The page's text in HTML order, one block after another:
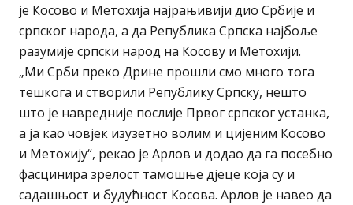
је Косово и Метохија најрањивији дио Србије и
српског народа, а да Република Српска најбоље
разумије српски народ на Косову и Метохији.
„Ми Срби преко Дрине прошли смо много тога
тешкога и створили Републику Српску, нешто
што је навредније послије Првог српског устанка,
а ја као човјек изузетно волим и цијеним Косово
и Метохију“, рекао је Арлов и додао да га посебно
фасцинира зрелост тамошње дјеце која су и
садашњост и будућност Косова. Арлов је навео да